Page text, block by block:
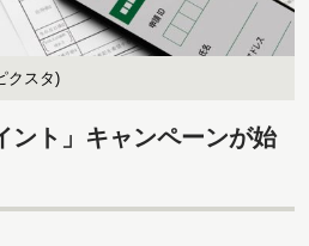
クスタ)
ント」キャンペーンが始